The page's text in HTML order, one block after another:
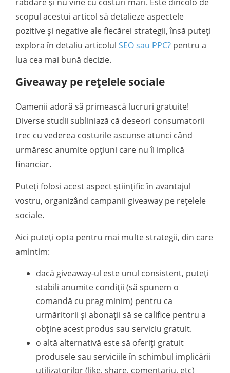
scopul acestui articol să detalieze aspectele
pozitive și negative ale fiecărei strategii, însă puteți
explora în detaliu articolul SEO sau PPC? pentru a
lua cea mai bună decizie.
Giveaway pe rețelele sociale
Oamenii adoră să primească lucruri gratuite!
Diverse studii subliniază că deseori consumatorii
trec cu vederea costurile ascunse atunci când
urmăresc anumite opțiuni care nu îi implică
financiar.
Puteți folosi acest aspect științific în avantajul
vostru, organizând campanii giveaway pe rețelele
sociale.
Aici puteți opta pentru mai multe strategii, din care
amintim:
dacă giveaway-ul este unul consistent, puteți
stabili anumite condiții (să spunem o
comandă cu prag minim) pentru ca
urmăritorii și abonații să se califice pentru a
obține acest produs sau serviciu gratuit.
o altă alternativă este să oferiți gratuit
produsele sau serviciile în schimbul implicării
utilizatorilor (like, share, comentariu, etc)